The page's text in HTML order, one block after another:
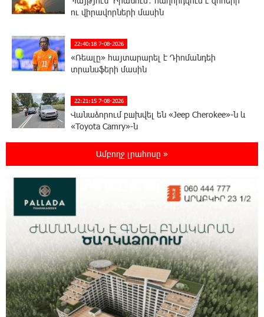
ու վիրավորների մասին
22:40:18 7-08-2026
«Ռեալը» հայտարարել է Դիոմանդեի
տրանսֆերի մասին
22:21:15 7-08-2026
Վանաձորում բшխվել են «Jeep Cherokee»-ն և
«Toyota Camry»-ն
22:03:58 7-08-2026
օգտագործել Starlink-ը Ռուսաստանի դեմ
հարվшծները կառավարելու համար
21:45:44 7-08-2026
Երևանում և մարզերում էլեկտրաէներգիայի
ընդհատումներ կլինեն
21:26:16 7-08-2026
Ստեփանավանում ռուս կին է փորձել
ինքնասպան լինել
Ամբողջ լրահոսը »